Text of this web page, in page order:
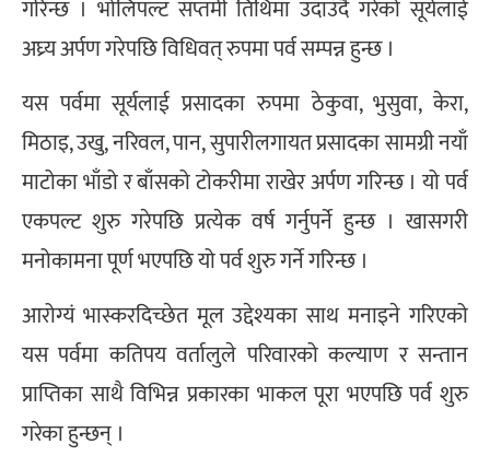
गरिन्छ । भोलिपल्ट सप्तमी तिथिमा उदाउँदै गरेको सूर्यलाई
अघ्र्य अर्पण गरेपछि विधिवत् रुपमा पर्व सम्पन्न हुन्छ ।
यस पर्वमा सूर्यलाई प्रसादका रुपमा ठेकुवा, भुसुवा, केरा,
मिठाइ, उखु, नरिवल, पान, सुपारीलगायत प्रसादका सामग्री नयाँ
माटोका भाँडो र बाँसको टोकरीमा राखेर अर्पण गरिन्छ । यो पर्व
एकपल्ट शुरु गरेपछि प्रत्येक वर्ष गर्नुपर्ने हुन्छ । खासगरी
मनोकामना पूर्ण भएपछि यो पर्व शुरु गर्ने गरिन्छ ।
आरोग्यं भास्करदिच्छेत मूल उद्देश्यका साथ मनाइने गरिएको
यस पर्वमा कतिपय वर्तालुले परिवारको कल्याण र सन्तान
प्राप्तिका साथै विभिन्न प्रकारका भाकल पूरा भएपछि पर्व शुरु
गरेका हुन्छन् ।